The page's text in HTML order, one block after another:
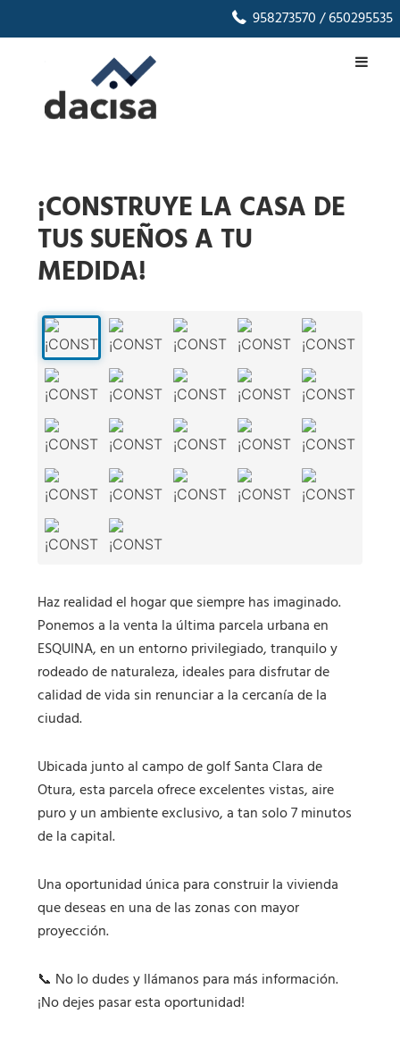
958273570/ 650295535
¡CONSTRUYE LA CASA DE
TUS SUEÑOS A TU
MEDIDA!
Haz realidad el hogar que siempre has imaginado.
Ponemos a la venta la última parcela urbana en
ESQUINA, en un entorno privilegiado, tranquilo y
rodeado de naturaleza, ideales para disfrutar de
calidad de vida sin renunciar a la cercanía de la
ciudad.
Ubicada junto al campo de golf Santa Clara de
Otura, esta parcela ofrece excelentes vistas, aire
puro y un ambiente exclusivo, a tan solo 7 minutos
de la capital.
Una oportunidad única para construir la vivienda
que deseas en una de las zonas con mayor
proyección.
📞 No lo dudes y llámanos para más información.
¡No dejes pasar esta oportunidad!